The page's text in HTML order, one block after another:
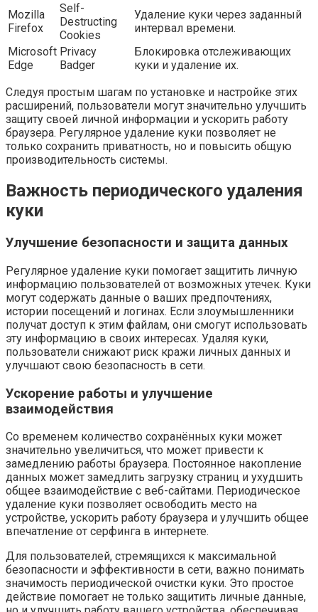
Mozilla
Firefox
Self-
Destructing
Cookies
Удаление куки через заданный
интервал времени.
Microsoft
Edge
Privacy
Badger
Блокировка отслеживающих
куки и удаление их.
Следуя простым шагам по установке и настройке этих
расширений, пользователи могут значительно улучшить
защиту своей личной информации и ускорить работу
браузера. Регулярное удаление куки позволяет не
только сохранить приватность, но и повысить общую
производительность системы.
Важность периодического удаления
куки
Улучшение безопасности и защита данных
Регулярное удаление куки помогает защитить личную
информацию пользователей от возможных утечек. Куки
могут содержать данные о ваших предпочтениях,
истории посещений и логинах. Если злоумышленники
получат доступ к этим файлам, они смогут использовать
эту информацию в своих интересах. Удаляя куки,
пользователи снижают риск кражи личных данных и
улучшают свою безопасность в сети.
Ускорение работы и улучшение
взаимодействия
Со временем количество сохранённых куки может
значительно увеличиться, что может привести к
замедлению работы браузера. Постоянное накопление
данных может замедлить загрузку страниц и ухудшить
общее взаимодействие с веб-сайтами. Периодическое
удаление куки позволяет освободить место на
устройстве, ускорить работу браузера и улучшить общее
впечатление от серфинга в интернете.
Для пользователей, стремящихся к максимальной
безопасности и эффективности в сети, важно понимать
значимость периодической очистки куки. Это простое
действие помогает не только защитить личные данные,